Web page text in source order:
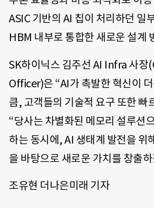
ASIC 기반의 AI 칩이 처리하던 일
HBM 내부로 통합한 새로운 설계
SK하이닉스 김주선 AI Infra 사
Officer)은 “AI가 촉발한 혁신이
큼, 고객들의 기술적 요구 또한 빠
“당사는 차별화된 메모리 설루션
하는 동시에, AI 생태계 발전을 위
을 바탕으로 새로운 가치를 창출
조유현 더나은미래 기자